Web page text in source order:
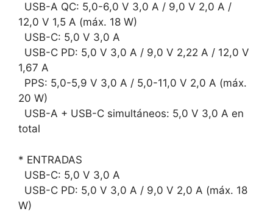
USB-A QC: 5,0-6,0 V 3,0 A / 9,0 V 2,0 A /
12,0 V 1,5 A (máx. 18 W)
USB-C: 5,0 V 3,0 A
USB-C PD: 5,0 V 3,0 A / 9,0 V 2,22 A / 12,0 V
1,67 A
PPS: 5,0-5,9 V 3,0 A / 5,0-11,0 V 2,0 A (máx.
20 W)
USB-A + USB-C simultáneos: 5,0 V 3,0 A en
total
* ENTRADAS
USB-C: 5,0 V 3,0 A
USB-C PD: 5,0 V 3,0 A / 9,0 V 2,0 A (máx. 18
W)